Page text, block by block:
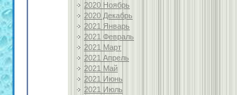
2020 Ноябрь
2020 Декабрь
2021 Январь
2021 Февраль
2021 Март
2021 Апрель
2021 Май
2021 Июнь
2021 Июль